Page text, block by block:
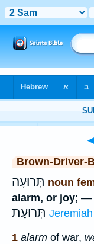
◄
Brown-Driver-
תְּרוּעָה noun
alarm, or joy; —
תְּרוּעַת
1 alarm of war,